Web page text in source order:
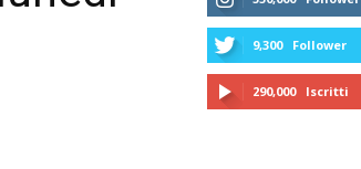
9,300 Follower
290,000 Iscritti